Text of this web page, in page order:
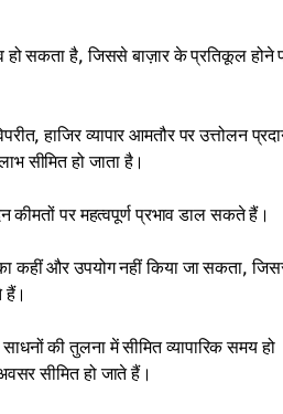
हो सकता है, जिससे बाज़ार के प्रतिकूल होने
हाजिर व्यापार आमतौर पर उत्तोलन
सीमित हो जाता है।
कीमतों पर महत्वपूर्ण प्रभाव डाल सकते हैं।
का कहीं और उपयोग नहीं किया जा सकता,
साधनों की तुलना में सीमित व्यापारिक समय हो
सीमित हो जाते हैं।